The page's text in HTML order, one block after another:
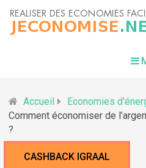
Accueil
Economies
Comment économiser de
?
CASHBACK IGRAAL